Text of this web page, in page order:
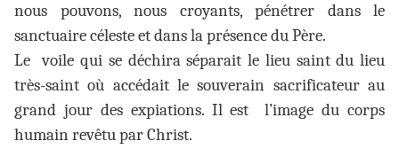
nous pouvons, nous croyants, pénétrer dans le
sanctuaire céleste et dans la présence du Père.
Le voile qui se déchira séparait le lieu saint du lieu
très-saint où accédait le souverain sacrificateur au
grand jour des expiations. Il est l’image du corps
humain revêtu par Christ.